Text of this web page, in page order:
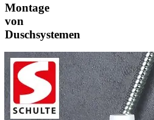
Montage
von
Duschsystemen